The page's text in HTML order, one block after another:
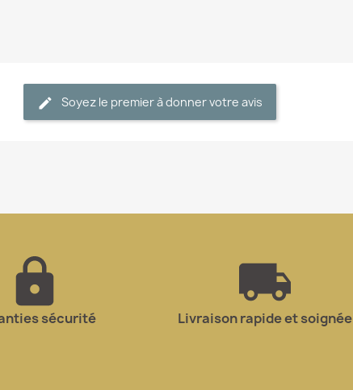
Soyez le premier à donner votre avis
sécurité Livraison rapide et soignée